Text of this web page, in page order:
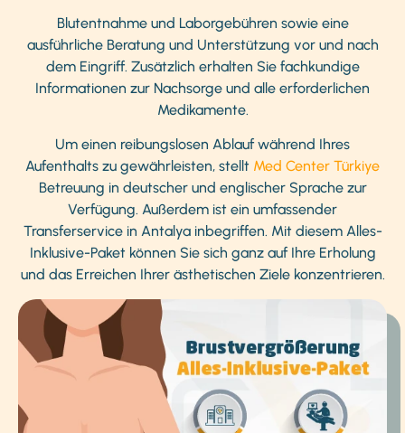
Blutentnahme und Laborgebühren sowie eine
ausführliche Beratung und Unterstützung vor und nach
dem Eingriff. Zusätzlich erhalten Sie fachkundige
Informationen zur Nachsorge und alle erforderlichen
Medikamente.
Um einen reibungslosen Ablauf während Ihres
Aufenthalts zu gewährleisten, stellt Med Center Türkiye
Betreuung in deutscher und englischer Sprache zur
Verfügung. Außerdem ist ein umfassender
Transferservice in Antalya inbegriffen. Mit diesem Alles-
Inklusive-Paket können Sie sich ganz auf Ihre Erholung
und das Erreichen Ihrer ästhetischen Ziele konzentrieren.